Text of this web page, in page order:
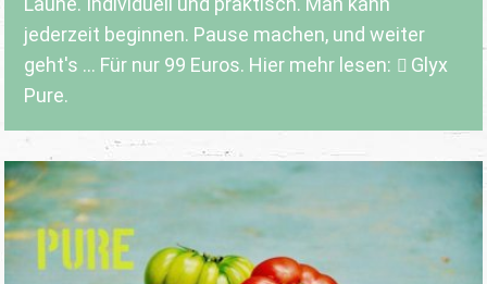
jederzeit beginnen. Pause machen, und weiter
geht's ... Für nur 99 Euros. Hier mehr lesen:
Glyx
Pure.